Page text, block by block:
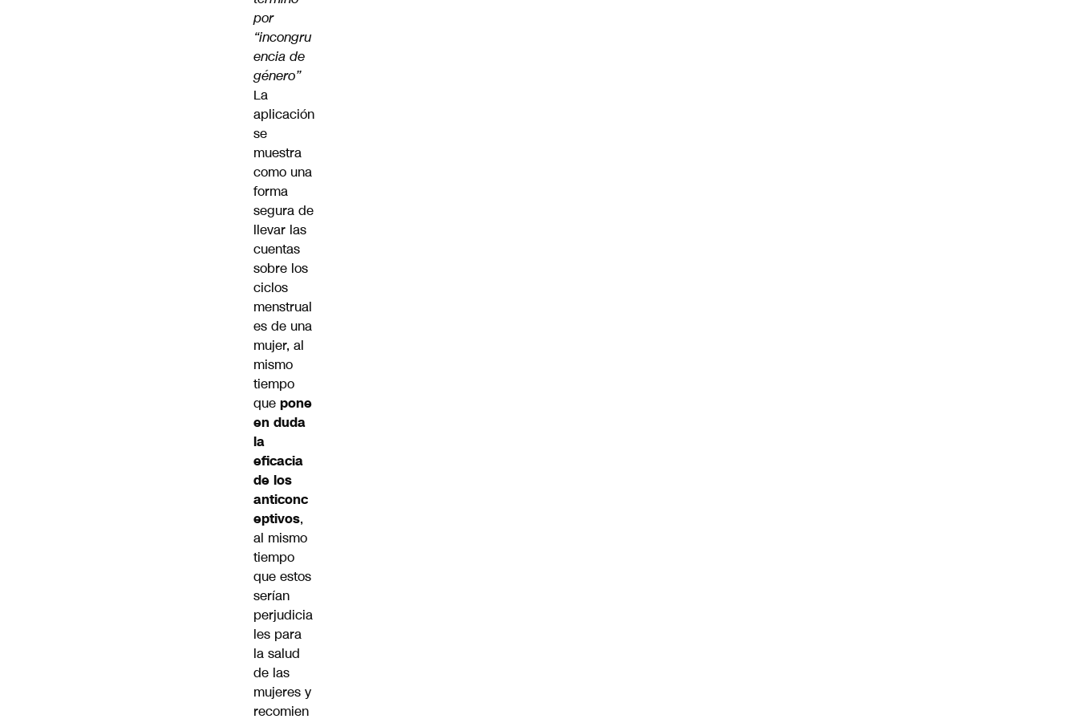
por
“incongru
encia de
género”
La
aplicación
se
muestra
como una
forma
segura de
llevar las
cuentas
sobre los
ciclos
menstrual
es de una
mujer, al
mismo
tiempo
que pone
en duda
la
eficacia
de los
anticonc
eptivos,
al mismo
tiempo
que estos
serían
perjudicia
les para
la salud
de las
mujeres y
recomien